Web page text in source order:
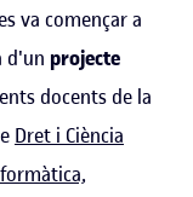
va començar a
d'un projecte
docents de la
Dret i Ciència